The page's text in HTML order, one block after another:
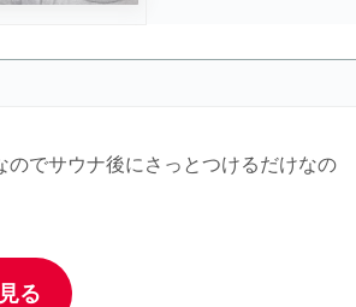
でサウナ後にさっとつけるだけなの
る